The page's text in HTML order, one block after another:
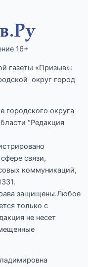
16+
газеты «Призыв»:
округ город
городского округа
“Редакция
связи,
коммуникаций,
защищены.Любое
только с
не несет